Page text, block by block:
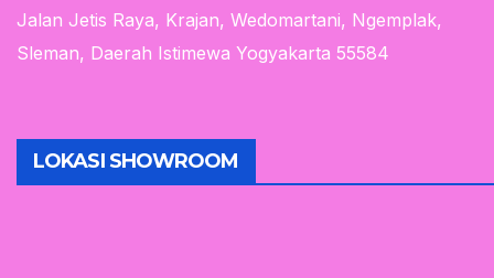
Jalan Jetis Raya, Krajan, Wedomartani, Ngemplak,
Sleman, Daerah Istimewa Yogyakarta 55584
LOKASI SHOWROOM